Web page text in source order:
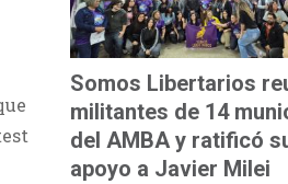
Somos Libertarios
militantes de 14
del AMBA y ratificó
apoyo a Javier Milei